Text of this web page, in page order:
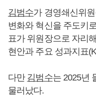
김범수가 경영쇄신위
변화와 혁신을 주도키
표가 위원장으로 자리
현안과 주요 성과지표
다만 김범수는 2025년
물러났다.